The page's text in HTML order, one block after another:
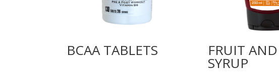
BCAA TABLETS FRUIT
SYRUP